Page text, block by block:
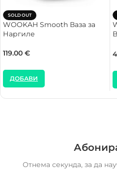
SOLD OUT
WOOKAH Smooth Ваза за
Наргиле
119.00 €
ДОБАВИ
Отнема секунда, за да